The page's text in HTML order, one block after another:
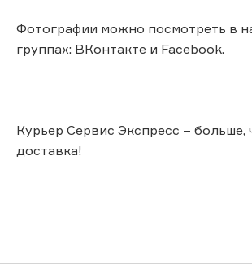
Фотографии можно посмотреть в
группах: ВКонтакте и Facebook.
Курьер Сервис Экспресс – больше,
доставка!